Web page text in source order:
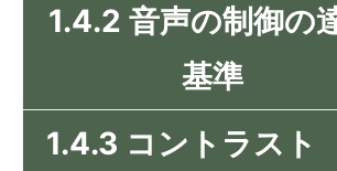
1.4.2 音声の制御の
基準
1.4.3 コントラスト